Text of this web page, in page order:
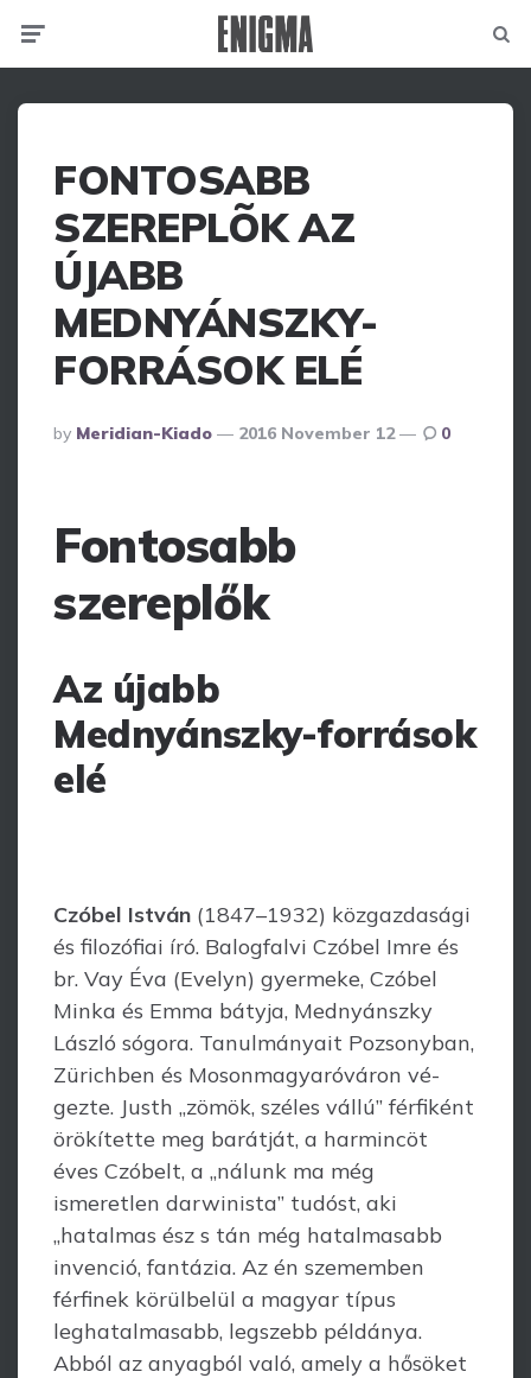
FONTOSABB
SZEREPLÕK AZ
ÚJABB
MEDNYÁNSZKY-
FORRÁSOK ELÉ
Posted
By
By Meridian-Kiado 2016 November 12 0
Fontosabb
szereplők
Az újabb
Mednyánszky-források
elé
Czóbel István (1847–1932) közgazdasági
és filozófiai író. Balogfalvi Czóbel Imre és
br. Vay Éva (Evelyn) gyermeke, Czóbel
Minka és Emma bátyja, Mednyánszky
László sógora. Tanulmányait Pozsonyban,
Zürichben és Mosonmagyaróváron vé­
gezte. Justh „zömök, széles vállú” férfiként
örökítette meg barátját, a harmincöt
éves Czóbelt, a „nálunk ma még
ismeretlen darwinista” tudóst, aki
„hatalmas ész s tán még hatal­masabb
invenció, fantázia. Az én szememben
férfinek körülbelül a magyar típus
leghatalmasabb, legszebb példánya.
Abból az anyagból való, amely a hősöket